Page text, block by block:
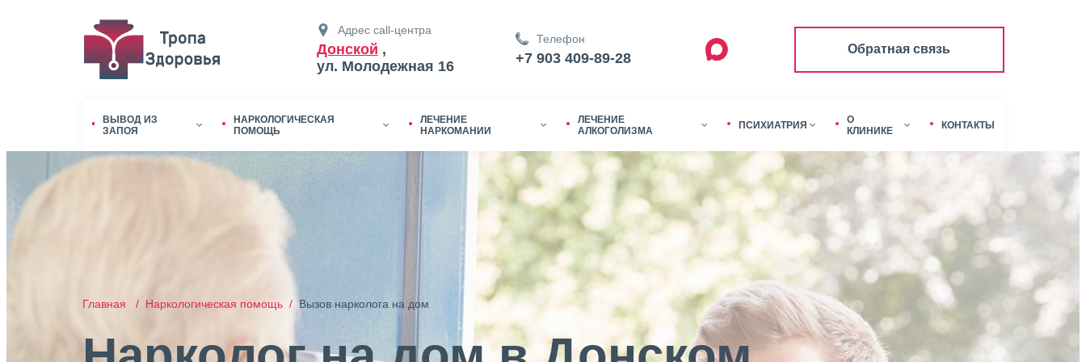
Адрес call-центра
Донской ,
ул. Молодежная 16
Телефон
+7 903 409-89-28
Обратная связь
ВЫВОД ИЗ
ЗАПОЯ
НАРКОЛОГИЧЕСКАЯ
ПОМОЩЬ
ЛЕЧЕНИЕ
НАРКОМАНИИ
ЛЕЧЕНИЕ
АЛКОГОЛИЗМА
ПСИХИАТРИЯ
О
КЛИНИКЕ
КОНТАКТЫ
Главная / Наркологическая помощь / Вызов нарколога на дом